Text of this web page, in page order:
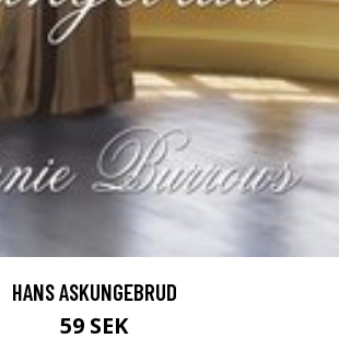
HANS ASKUNGEBRUD
59 SEK